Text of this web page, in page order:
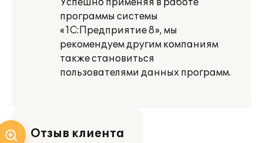
Успешно применяя в работе
программы системы
«1С:Предприятие 8», мы
рекомендуем другим компаниям
также становиться
пользователями данных программ.
Отзыв клиента